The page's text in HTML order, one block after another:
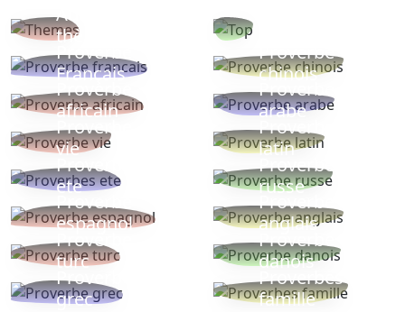
Autres
thèmes
Proverbe
Français
Proverbe
chinois
Proverbe
africain
Proverbe
arabe
Proverbe
vie
Proverbe
latin
Proverbes
ete
Proverbe
russe
Proverbe
espagnol
Proverbe
anglais
Proverbe
turc
Proverbe
danois
Proverbe
grec
Proverbes
famille